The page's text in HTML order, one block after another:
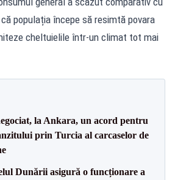
populația începe să resimtă povara
cheltuielile într-un climat tot mai
la Ankara, un acord pentru
prin Turcia al carcaselor de
Dunării asigură o funcționare a